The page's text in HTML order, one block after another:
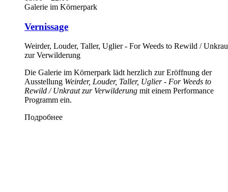
Galerie im Körnerpark
Vernissage
Weirder, Louder, Taller, Uglier - For Weeds to Rewild /
zur Verwilderung
Die Galerie im Körnerpark lädt herzlich zur Eröffnung der
Ausstellung Weirder, Louder, Taller, Uglier - For Weeds to
Rewild / Unkraut zur Verwilderung mit einem Performance
Programm ein.
Подробнее